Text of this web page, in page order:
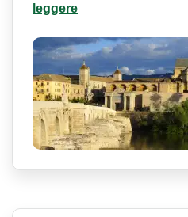
leggere